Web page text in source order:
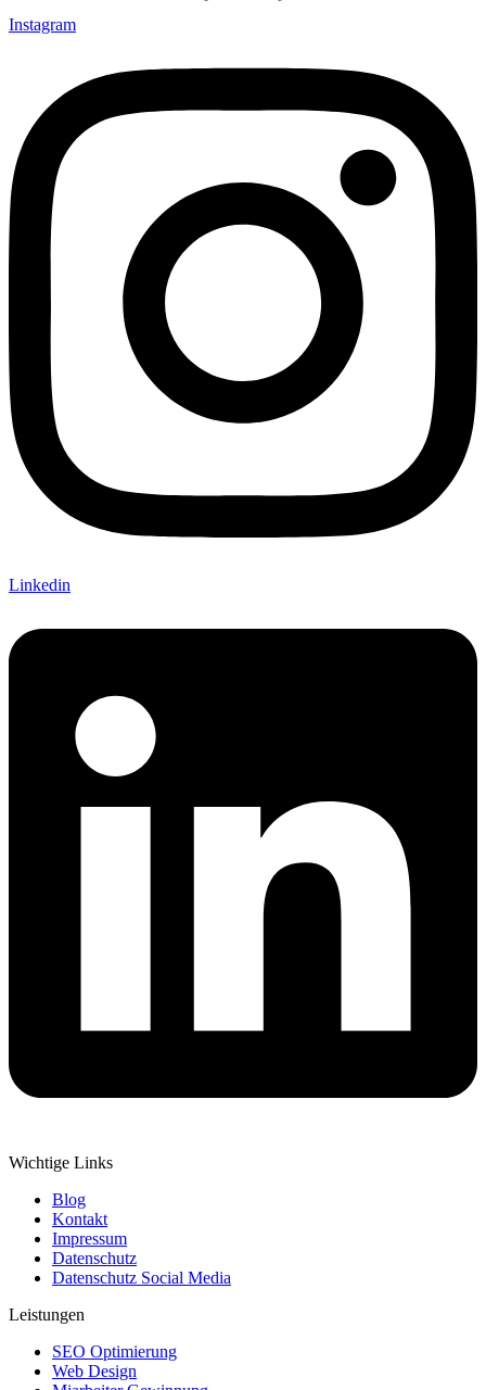
Instagram
Linkedin
Wichtige Links
Blog
Kontakt
Impressum
Datenschutz
Datenschutz Social Media
Leistungen
SEO Optimierung
Web Design